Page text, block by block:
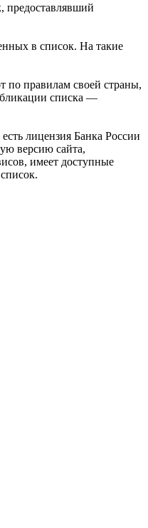
предоставлявший
в список. На такие
по правилам своей страны,
списка —
лицензия Банка России
версию сайта,
имеет доступные